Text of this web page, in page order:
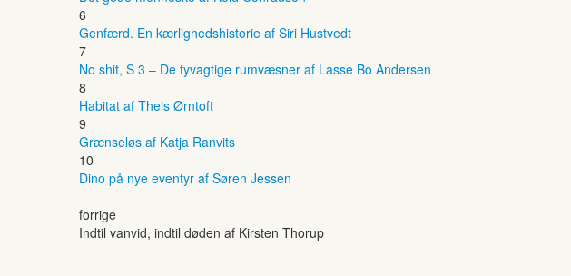
6
Genfærd. En kærlighedshistorie af Siri Hustvedt
7
No shit, S 3 – De tyvagtige rumvæsner af Lasse Bo Andersen
8
Habitat af Theis Ørntoft
9
Grænseløs af Katja Ranvits
10
Dino på nye eventyr af Søren Jessen
forrige
Indtil vanvid, indtil døden af Kirsten Thorup